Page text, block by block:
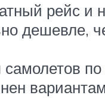
рейс
дешевле,